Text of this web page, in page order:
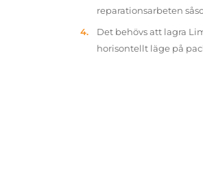
reparationsarbeten
Det behövs att lagra
horisontellt läge på